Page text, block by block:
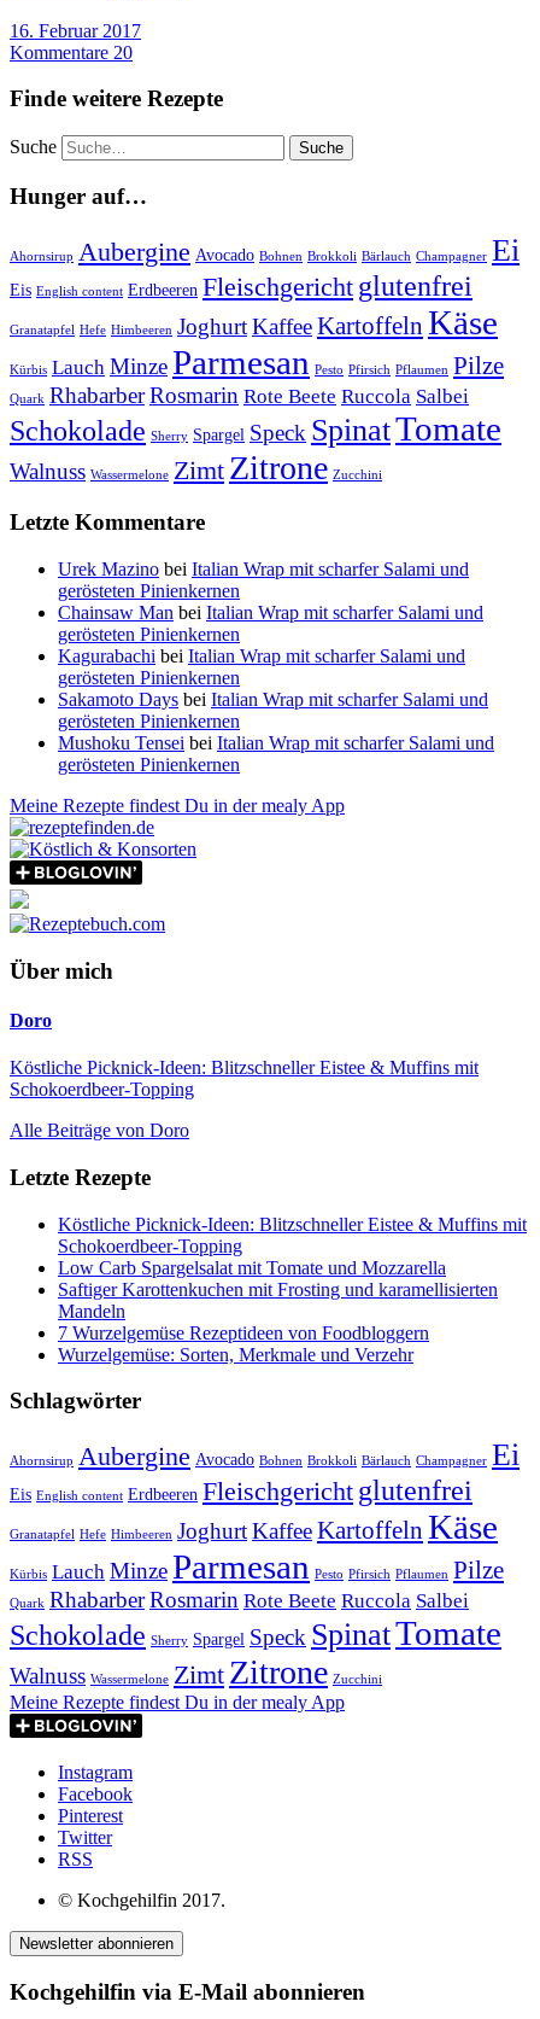
16. Februar 2017
Kommentare 20
Finde weitere Rezepte
Suche
Hunger auf…
Ahornsirup Aubergine Avocado Bohnen Brokkoli Bärlauch Champagner Ei
Eis English content Erdbeeren Fleischgericht glutenfrei
Granatapfel Hefe Himbeeren JoghurtKaffeeKartoffeln Käse
Kürbis Lauch MinzeParmesan Pesto Pfirsich Pflaumen Pilze
Quark RhabarberRosmarin Rote Beete Ruccola Salbei
Schokolade Sherry Spargel Speck SpinatTomate
Walnuss Wassermelone Zimt Zitrone Zucchini
Letzte Kommentare
Urek Mazino bei Italian Wrap mit scharfer Salami und
gerösteten Pinienkernen
Chainsaw Man bei Italian Wrap mit scharfer Salami und
gerösteten Pinienkernen
Kagurabachi bei Italian Wrap mit scharfer Salami und
gerösteten Pinienkernen
Sakamoto Days bei Italian Wrap mit scharfer Salami und
gerösteten Pinienkernen
Mushoku Tensei bei Italian Wrap mit scharfer Salami und
gerösteten Pinienkernen
Meine Rezepte findest Du in der mealy App
Über mich
Doro
Köstliche Picknick-Ideen: Blitzschneller Eistee & Muffins mit
Schokoerdbeer-Topping
Alle Beiträge von Doro
Letzte Rezepte
Köstliche Picknick-Ideen: Blitzschneller Eistee & Muffins mit
Schokoerdbeer-Topping
Low Carb Spargelsalat mit Tomate und Mozzarella
Saftiger Karottenkuchen mit Frosting und karamellisierten
Mandeln
7 Wurzelgemüse Rezeptideen von Foodbloggern
Wurzelgemüse: Sorten, Merkmale und Verzehr
Schlagwörter
Ahornsirup Aubergine Avocado Bohnen Brokkoli Bärlauch Champagner Ei
Eis English content Erdbeeren Fleischgericht glutenfrei
Granatapfel Hefe Himbeeren JoghurtKaffeeKartoffeln Käse
Kürbis Lauch MinzeParmesan Pesto Pfirsich Pflaumen Pilze
Quark RhabarberRosmarin Rote Beete Ruccola Salbei
Schokolade Sherry Spargel Speck SpinatTomate
Walnuss Wassermelone Zimt Zitrone Zucchini
Meine Rezepte findest Du in der mealy App
Instagram
Facebook
Pinterest
Twitter
RSS
© Kochgehilfin 2017.
Newsletter abonnieren
Kochgehilfin via E-Mail abonnieren